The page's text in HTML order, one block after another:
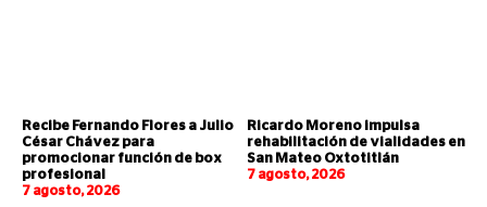
Recibe Fernando Flores a Julio
César Chávez para
promocionar función de box
profesional
7 agosto, 2026
Ricardo Moreno impulsa
rehabilitación de vialidades en
San Mateo Oxtotitlán
7 agosto, 2026